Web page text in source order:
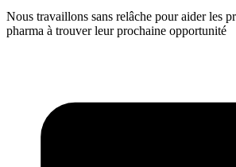
Nous travaillons sans relâche pour aider les
pharma à trouver leur prochaine opportunité